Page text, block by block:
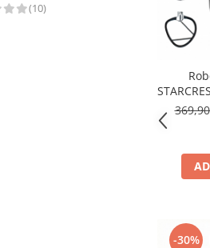
(10)
W, Bol
-30%